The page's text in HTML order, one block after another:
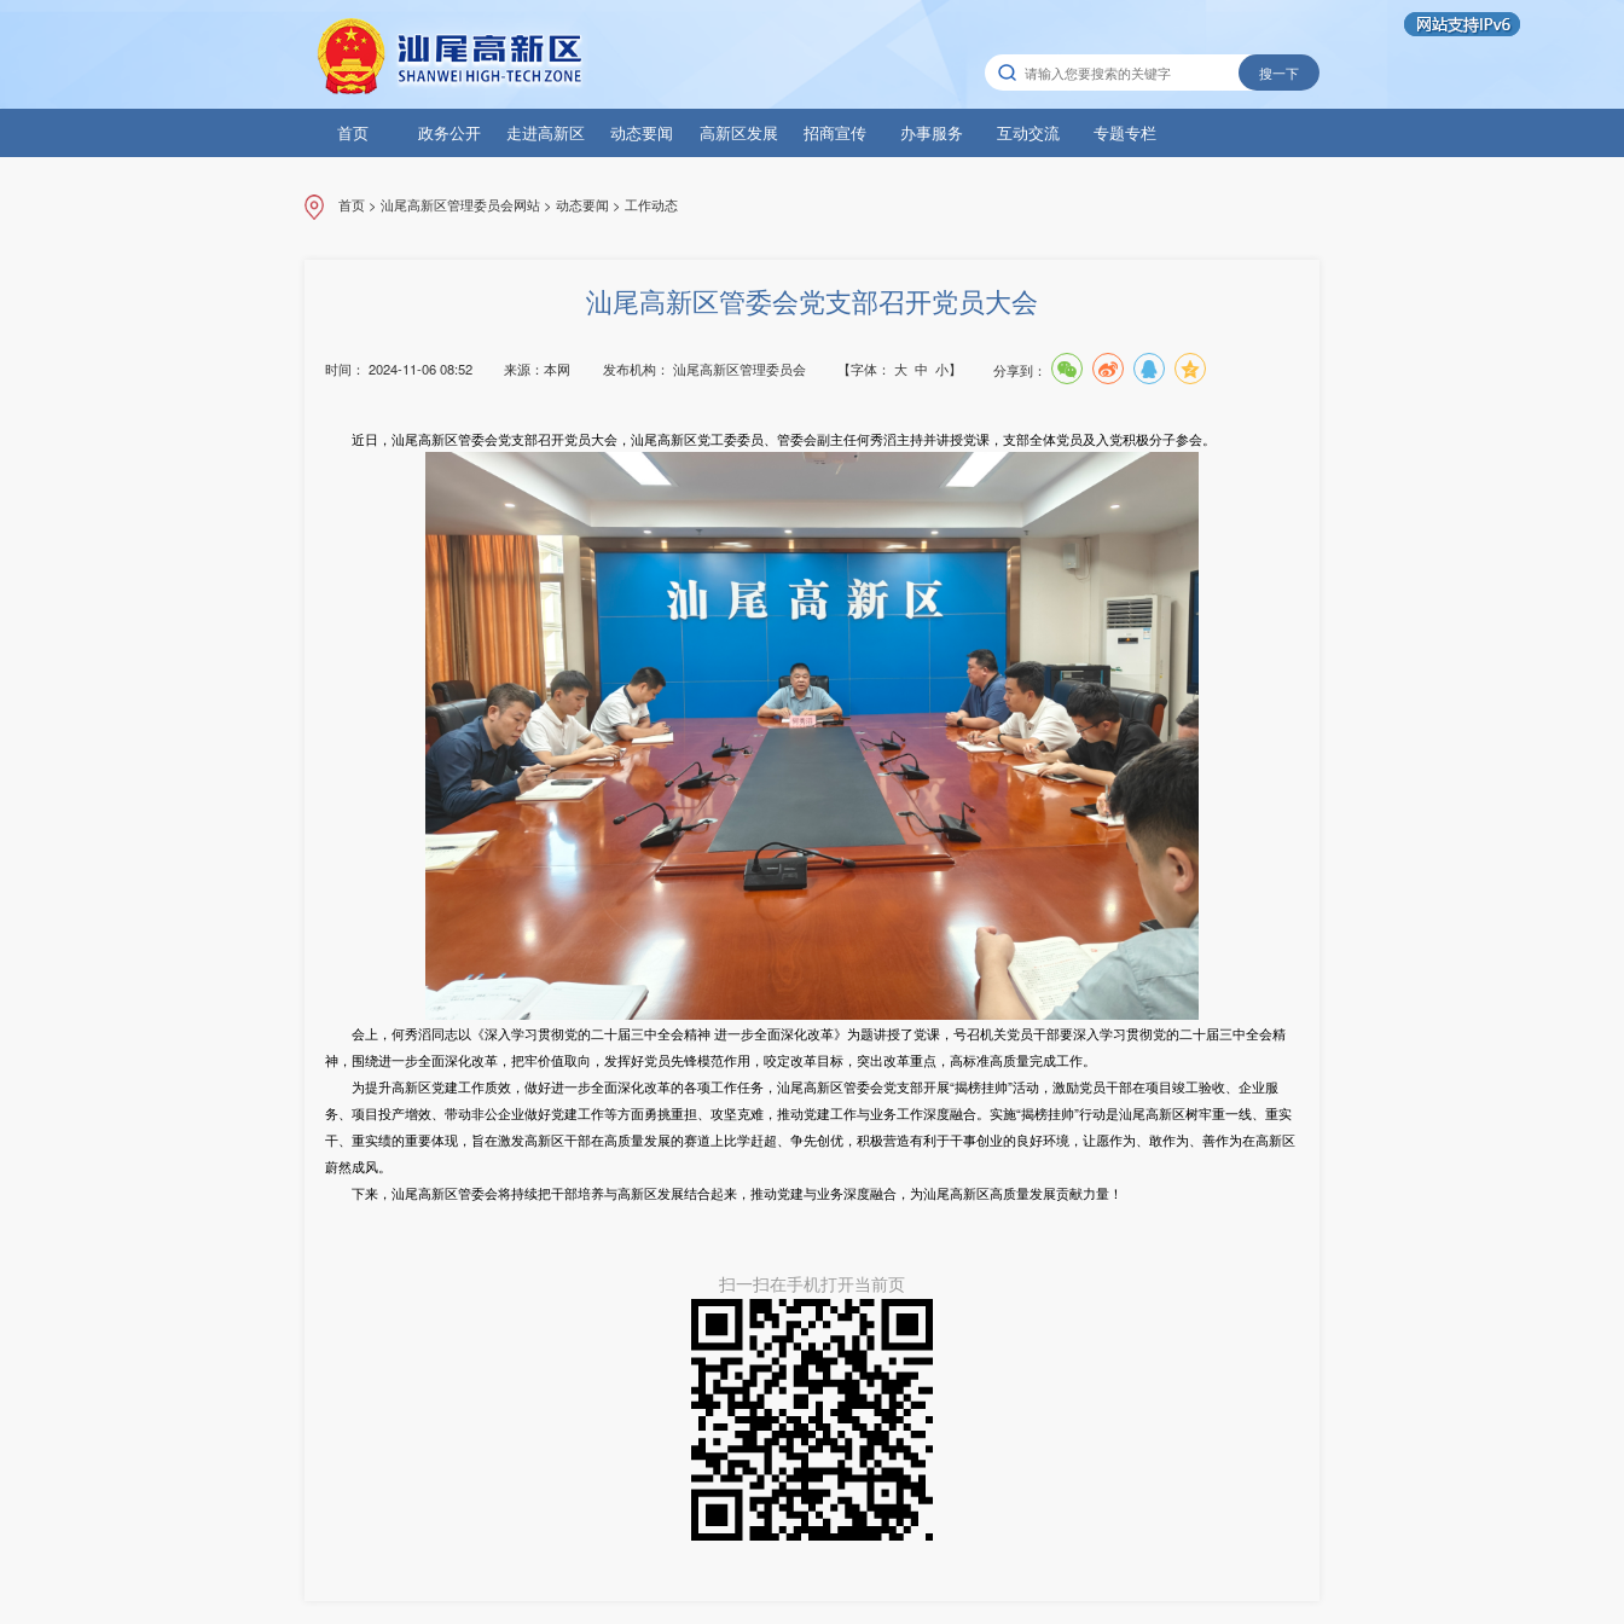
搜一下
首页 政务公开 走进高新区 动态要闻 高新区发展 招商宣传 办事服务 互动交流 专题专栏
首页 >汕尾高新区管理委员会网站 >动态要闻 >工作动态
汕尾高新区管委会党支部召开党员大会
时间： 2024-11-06 08:52 来源：本网 发布机构： 汕尾高新区管理委员会 【字体： 大 中 小】 分享到：
近日，汕尾高新区管委会党支部召开党员大会，汕尾高新区党工委委员、管委会副主任何秀滔主持并讲授党课，支部全体党员及入党积极分子参会。
会上，何秀滔同志以《深入学习贯彻党的二十届三中全会精神 进一步全面深化改革》为题讲授了党课，号召机关党员干部要深入学习贯彻党的二十届三中全会精
神，围绕进一步全面深化改革，把牢价值取向，发挥好党员先锋模范作用，咬定改革目标，突出改革重点，高标准高质量完成工作。
为提升高新区党建工作质效，做好进一步全面深化改革的各项工作任务，汕尾高新区管委会党支部开展“揭榜挂帅”活动，激励党员干部在项目竣工验收、企业服
务、项目投产增效、带动非公企业做好党建工作等方面勇挑重担、攻坚克难，推动党建工作与业务工作深度融合。实施“揭榜挂帅”行动是汕尾高新区树牢重一线、重实
干、重实绩的重要体现，旨在激发高新区干部在高质量发展的赛道上比学赶超、争先创优，积极营造有利于干事创业的良好环境，让愿作为、敢作为、善作为在高新区
蔚然成风。
下来，汕尾高新区管委会将持续把干部培养与高新区发展结合起来，推动党建与业务深度融合，为汕尾高新区高质量发展贡献力量！
扫一扫在手机打开当前页